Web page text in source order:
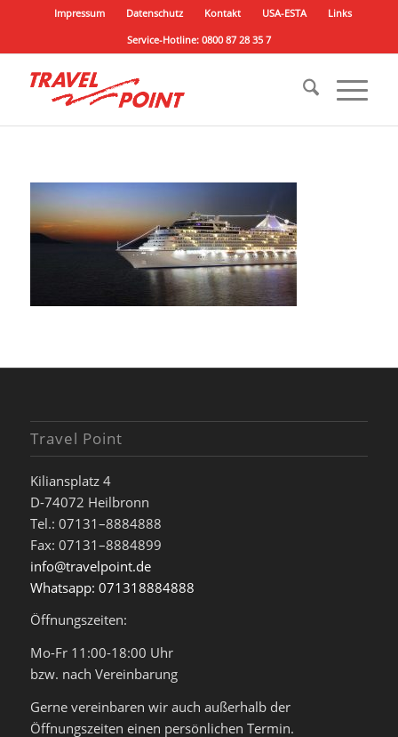
Impressum Datenschutz Kontakt USA-ESTA
Links
Service-Hotline: 0800 87 28 35 7
Travel Point
Kiliansplatz 4
D-74072 Heilbronn
Tel.: 07131–8884888
Fax: 07131–8884899
info@travelpoint.de
Whatsapp: 071318884888
Öffnungszeiten:
Mo-Fr 11:00-18:00 Uhr
bzw. nach Vereinbarung
Gerne vereinbaren wir auch außerhalb der
Öffnungszeiten einen persönlichen Termin.